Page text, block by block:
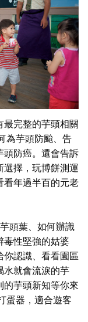
完整的芋頭相關
為芋頭防颱、告
頭防癌。還會告訴
擇，玩博餅測運
看年過半百的元老
頭葉、如何辦識
性堅強的姑婆
認識、看看園區
水就會流淚的芋
芋頭新知等你來
蛋器，適合遊客